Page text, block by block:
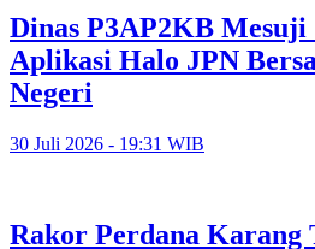
Dinas P3AP2KB Mesuji
Aplikasi Halo JPN
Negeri
30 Juli 2026 - 19:31 WIB
Rakor Perdana Karang